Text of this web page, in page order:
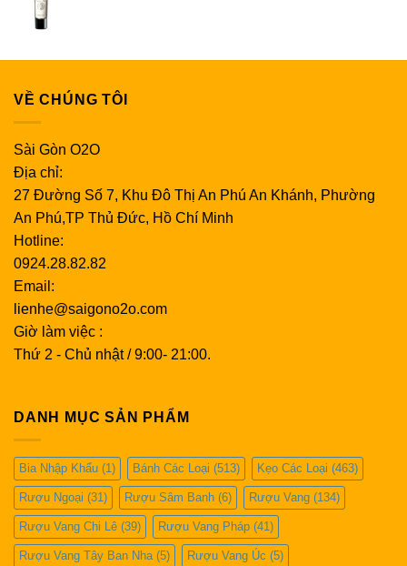
VỀ CHÚNG TÔI
Sài Gòn O2O
Địa chỉ:
27 Đường Số 7, Khu Đô Thị An Phú An Khánh, Phường
An Phú,TP Thủ Đức, Hồ Chí Minh
Hotline:
0924.28.82.82
Email:
lienhe@saigono2o.com
Giờ làm việc :
Thứ 2 - Chủ nhật / 9:00- 21:00.
DANH MỤC SẢN PHẨM
Bia Nhập Khẩu (1) Bánh Các Loại (513) Kẹo Các Loại (463)
Rượu Ngoại (31) Rượu Sâm Banh (6) Rượu Vang (134)
Rượu Vang Chi Lê (39) Rượu Vang Pháp (41)
Rượu Vang Tây Ban Nha (5) Rượu Vang Úc (5)